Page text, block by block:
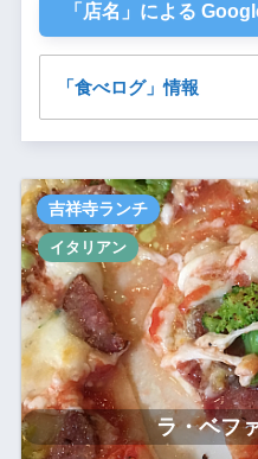
「店名」による
「食べログ」情報
ラ・ベフ
吉祥寺ランチ
イタリアン